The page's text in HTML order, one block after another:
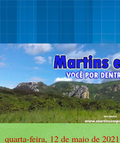
quarta-feira, 12 de maio de 2021